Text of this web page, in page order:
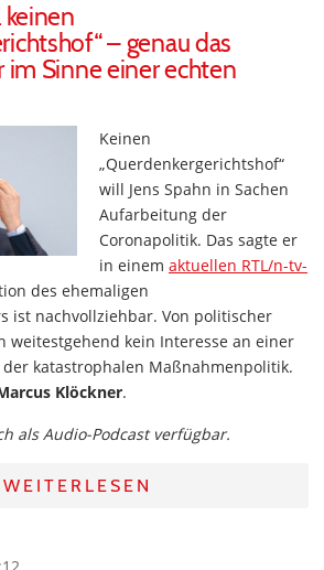
keinen
– genau das
im Sinne einer echten
Keinen
„Querdenkergerichtshof“
will Jens Spahn in Sachen
Aufarbeitung der
Coronapolitik. Das sagte er
in einem aktuellen RTL/n-tv-
des ehemaligen
ist nachvollziehbar. Von politischer
weitestgehend kein Interesse an einer
katastrophalen Maßnahmenpolitik.
Klöckner.
als Audio-Podcast verfügbar.
WEITERLESEN